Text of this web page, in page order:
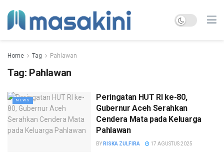
Home Tag Pahlawan
Tag: Pahlawan
NEWS
Peringatan HUT RI ke-80,
Gubernur Aceh Serahkan
Cendera Mata pada Keluarga
Pahlawan
BY RISKA ZULFIRA 17 AGUSTUS 2025